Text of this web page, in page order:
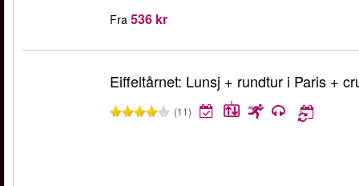
Fra 536 kr
Eiffeltårnet: Lunsj + rundtur i Paris +
(11)